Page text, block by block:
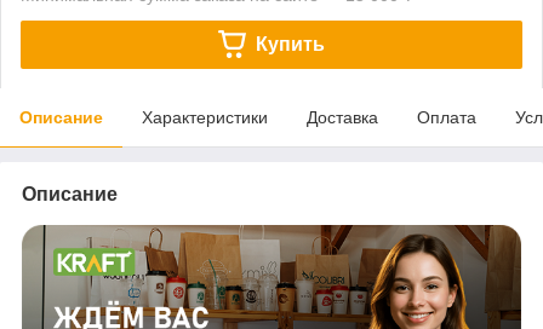
Купить
Описание Характеристики Доставка Оплата
Описание